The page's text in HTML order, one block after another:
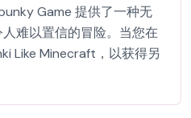
Game 提供了一种无
难以置信的冒险。当您在
Like Minecraft，以获得另